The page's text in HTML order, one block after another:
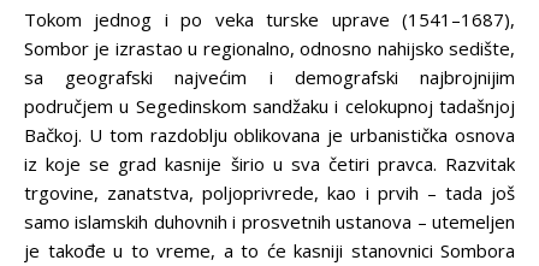
Tokom jednog i po veka turske uprave (1541–1687),
Sombor je izrastao u regionalno, odnosno nahijsko sedište,
sa geografski najvećim i demografski najbrojnijim
područjem u Segedinskom sandžaku i celokupnoj tadašnjoj
Bačkoj. U tom razdoblju oblikovana je urbanistička osnova
iz koje se grad kasnije širio u sva četiri pravca. Razvitak
trgovine, zanatstva, polјoprivrede, kao i prvih – tada još
samo islamskih duhovnih i prosvetnih ustanova – utemelјen
je takođe u to vreme, a to će kasniji stanovnici Sombora